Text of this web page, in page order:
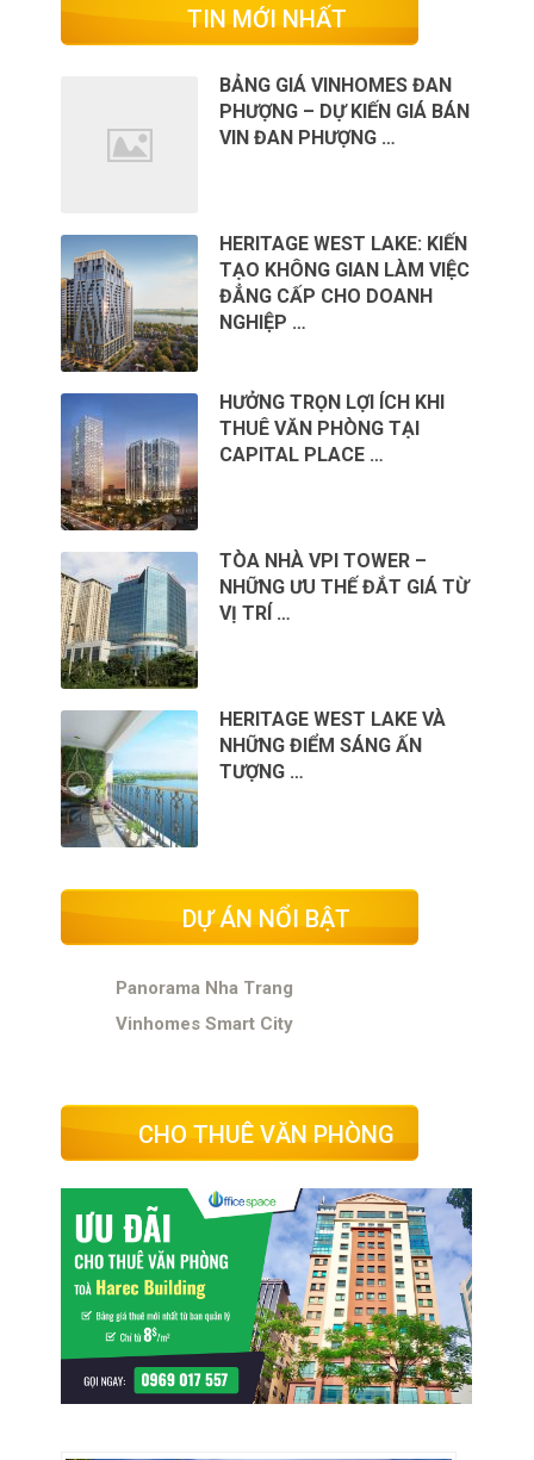
TIN MỚI NHẤT
BẢNG GIÁ VINHOMES ĐAN
PHƯỢNG – DỰ KIẾN GIÁ BÁN
VIN ĐAN PHƯỢNG …
HERITAGE WEST LAKE: KIẾN
TẠO KHÔNG GIAN LÀM VIỆC
ĐẲNG CẤP CHO DOANH
NGHIỆP …
HƯỞNG TRỌN LỢI ÍCH KHI
THUÊ VĂN PHÒNG TẠI
CAPITAL PLACE …
TÒA NHÀ VPI TOWER –
NHỮNG ƯU THẾ ĐẮT GIÁ TỪ
VỊ TRÍ …
HERITAGE WEST LAKE VÀ
NHỮNG ĐIỂM SÁNG ẤN
TƯỢNG …
DỰ ÁN NỔI BẬT
Panorama Nha Trang
Vinhomes Smart City
CHO THUÊ VĂN PHÒNG